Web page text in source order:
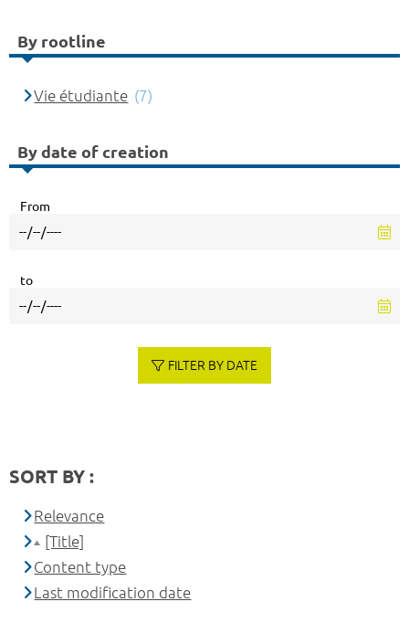
By rootline
Vie étudiante (7)
By date of creation
From
to
FILTER BY DATE
SORT BY :
Relevance
[Title]
Content type
Last modification date